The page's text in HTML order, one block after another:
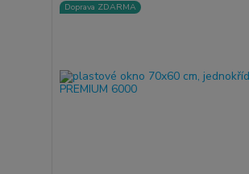
Doprava ZDARMA